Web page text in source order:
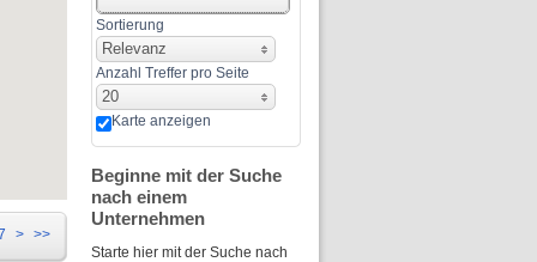
> >>
Sortierung
Relevanz
Anzahl Treffer pro Seite
20
Karte anzeigen
Beginne mit der Suche
nach einem
Unternehmen
Starte hier mit der Suche nach